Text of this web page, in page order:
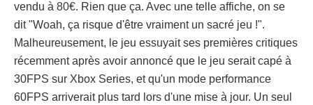
vendu à 80€. Rien que ça. Avec une telle affiche, on se
dit "Woah, ça risque d'être vraiment un sacré jeu !".
Malheureusement, le jeu essuyait ses premières critiques
récemment après avoir annoncé que le jeu serait capé à
30FPS sur Xbox Series, et qu'un mode performance
60FPS arriverait plus tard lors d'une mise à jour. Un seul